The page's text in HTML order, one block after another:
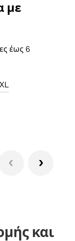
με
έως 6
και